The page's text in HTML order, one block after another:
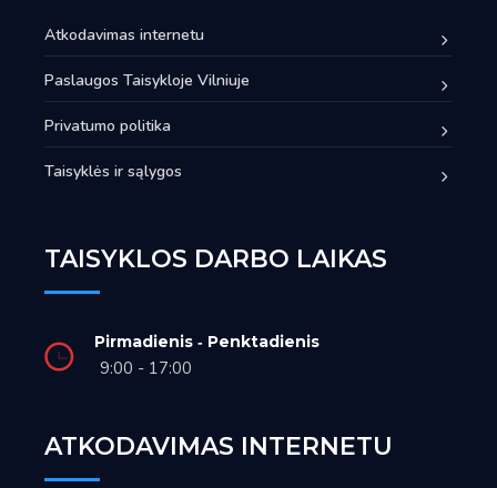
Atkodavimas internetu
Paslaugos Taisykloje Vilniuje
Privatumo politika
Taisyklės ir sąlygos
TAISYKLOS DARBO LAIKAS
Pirmadienis ‑ Penktadienis
9:00 - 17:00
ATKODAVIMAS INTERNETU